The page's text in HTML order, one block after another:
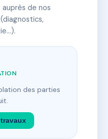
de nos
des parties